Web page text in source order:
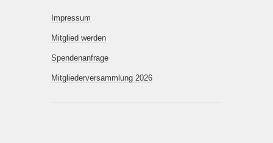
Impressum
Mitglied werden
Spendenanfrage
Mitgliederversammlung 2026